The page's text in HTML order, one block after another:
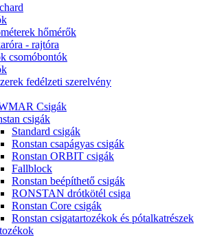
hőmérők
- rajtóra
csomóbontók
fedélzeti szerelvény
Csigák
csigák
Standard csigák
Ronstan csapágyas csigák
Ronstan ORBIT csigák
Fallblock
Ronstan beépíthető csigák
RONSTAN drótkötél csiga
Ronstan Core csigák
Ronstan csigatartozékok és pótalkatrészek